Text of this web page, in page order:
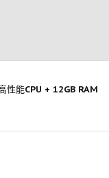
能CPU + 12GB RAM